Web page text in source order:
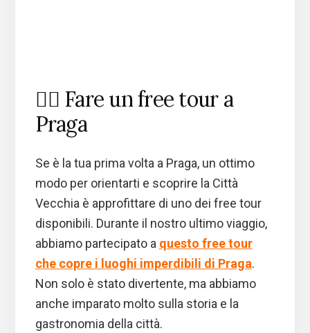
🚶‍♂️ Fare un free tour a
Praga
Se è la tua prima volta a Praga, un ottimo
modo per orientarti e scoprire la Città
Vecchia è approfittare di uno dei free tour
disponibili. Durante il nostro ultimo viaggio,
abbiamo partecipato a questo free tour
che copre i luoghi imperdibili di Praga.
Non solo è stato divertente, ma abbiamo
anche imparato molto sulla storia e la
gastronomia della città.